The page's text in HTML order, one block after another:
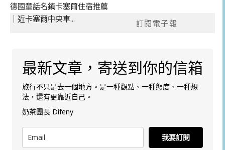
德國童話名鎮卡塞爾住宿推薦
｜近卡塞爾中央車...
訂閱電子報
最新文章，寄送到你的信箱
旅行不只是去一個地方。是一種觀點、一種態度、一種想
法，還有更靠近自己。
奶茶團長 Difeny
我要訂閱